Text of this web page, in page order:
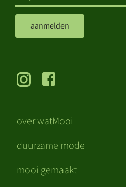
over watMooi
duurzame mode
mooi gemaakt
aanmelden